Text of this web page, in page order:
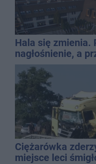
Hala się zmienia.
nagłośnienie, a
QEMETICA
Ciężarówka
miejsce leci